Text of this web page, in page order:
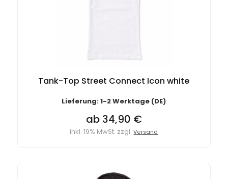
Tank-Top Street Connect Icon white
Lieferung: 1-2 Werktage (DE)
ab 34,90 €
inkl. 19% MwSt. zzgl.Versand